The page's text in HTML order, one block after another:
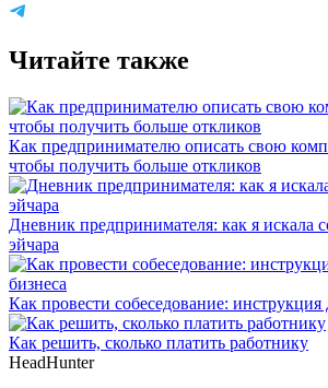
Читайте также
Как предпринимателю описать свою
чтобы получить больше откликов
Дневник предпринимателя: как я искала
эйчара
Как провести собеседование: инструкция
Как решить, сколько платить работнику
HeadHunter